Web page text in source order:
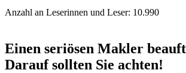
Anzahl an Leserinnen und Leser: 10.990
Einen seriösen Makler
Darauf sollten Sie achten!